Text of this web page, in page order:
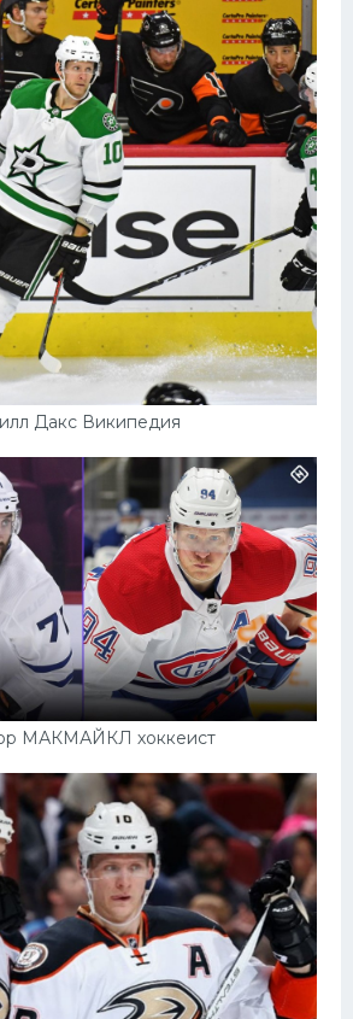
Дакс Википедия
МАКМАЙКЛ хоккеист